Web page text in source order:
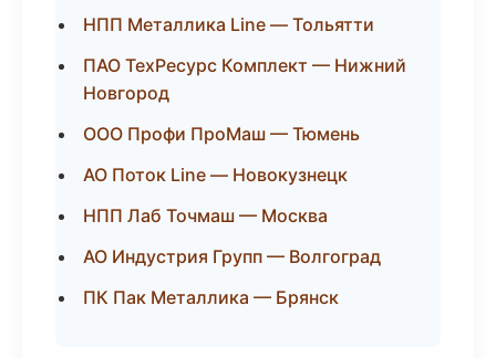
НПП Металлика Line — Тольятти
ПАО ТехРесурс Комплект — Нижний
Новгород
ООО Профи ПроМаш — Тюмень
АО Поток Line — Новокузнецк
НПП Лаб Точмаш — Москва
АО Индустрия Групп — Волгоград
ПК Пак Металлика — Брянск